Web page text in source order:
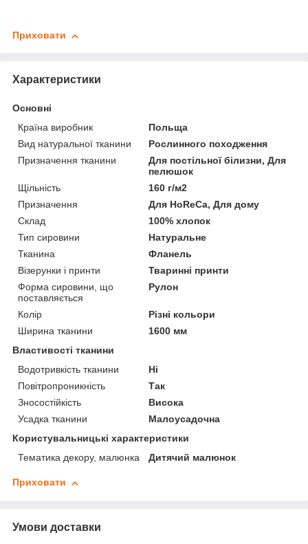
Приховати
Характеристики
Основні
Країна виробник
Польща
Вид натуральної тканини
Рослинного походження
Призначення тканини
Для постільної білизни, Для
пелюшок
Щільність
160 г/м2
Призначення
Для HoReCa, Для дому
Склад
100% хлопок
Тип сировини
Натуральне
Тканина
Фланель
Візерунки і принти
Тваринні принти
Форма сировини, що
поставляється
Рулон
Колір
Різні кольори
Ширина тканини
1600 мм
Властивості тканини
Водотривкість тканини
Ні
Повітропроникність
Так
Зносостійкість
Висока
Усадка тканини
Малоусадочна
Користувальницькі характеристики
Тематика декору, малюнка
Дитячий малюнок
Приховати
Умови доставки